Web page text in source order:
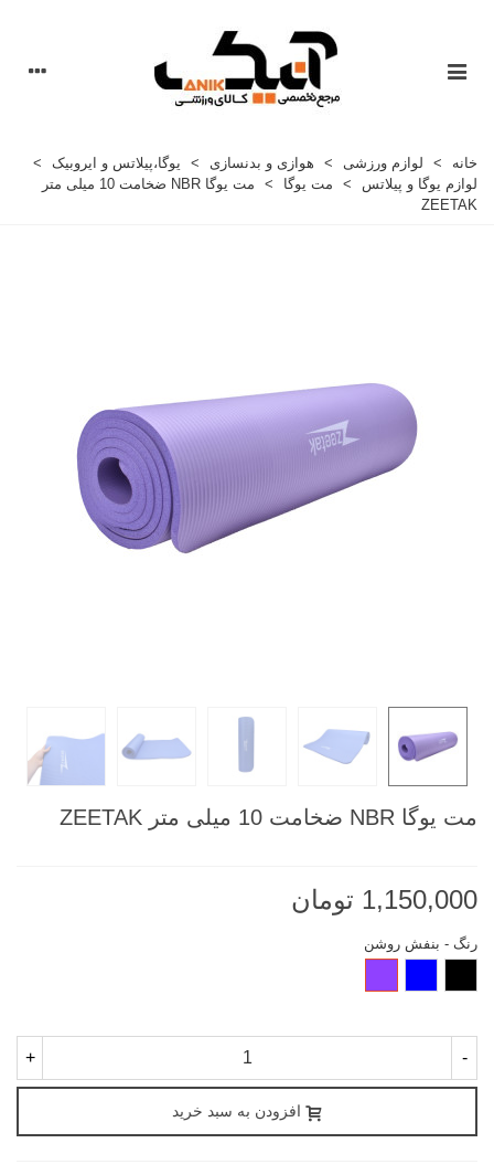
خانه > لوازم ورزشی > هوازی و بدنسازی > یوگا،پیلاتس و ایروبیک
>
لوازم یوگا و پیلاتس
> مت یوگا >
مت یوگا NBR ضخامت 10 میلی متر
ZEETAK
مت یوگا NBR ضخامت 10 میلی متر ZEETAK
1,150,000 تومان
رنگ - بنفش روشن
روشن
-
+
افزودن به سبد خرید